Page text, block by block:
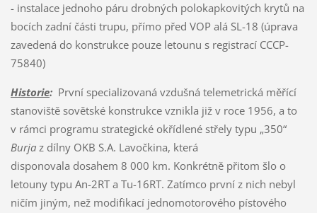
- instalace jednoho páru drobných polokapkovitých krytů na
bocích zadní části trupu, přímo před VOP alá SL-18 (úprava
zavedená do konstrukce pouze letounu s registrací CCCP-
75840)
Historie:První specializovaná vzdušná telemetrická měřící
stanoviště sovětské konstrukce vznikla již v roce 1956, a to
v rámci programu strategické okřídlené střely typu „350“
Burjaz dílny OKB S.A. Lavočkina, která
disponovala dosahem 8 000 km. Konkrétně přitom šlo o
letouny typu An-2RT a Tu-16RT. Zatímco první z nich nebyl
ničím jiným, než modifikací jednomotorového pístového